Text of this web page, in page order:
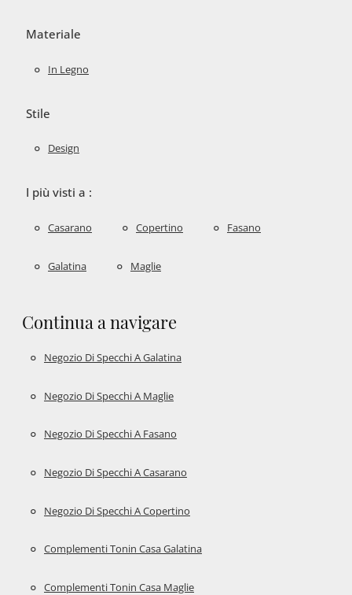
Materiale
In Legno
Stile
Design
I più visti a :
Casarano Copertino Fasano
Galatina Maglie
Continua a navigare
Negozio Di Specchi A Galatina
Negozio Di Specchi A Maglie
Negozio Di Specchi A Fasano
Negozio Di Specchi A Casarano
Negozio Di Specchi A Copertino
Complementi Tonin Casa Galatina
Complementi Tonin Casa Maglie